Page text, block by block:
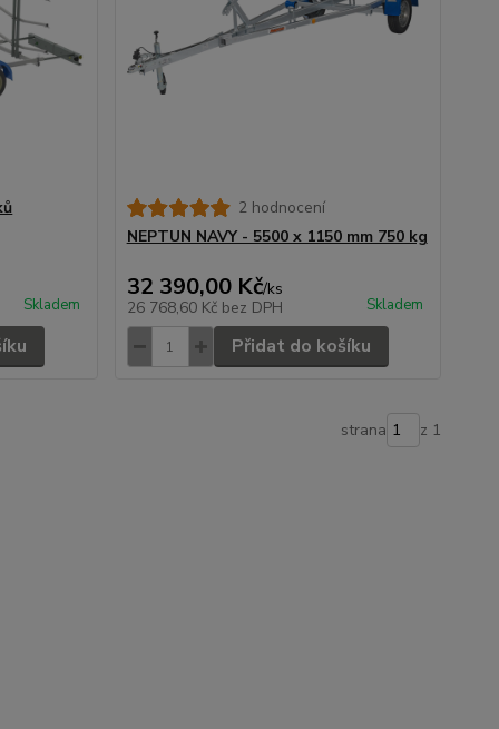
Skladem
2 hodnocení
NEPTUN NAVY - 5500 x 1150 mm 750 kg
32 390,00 Kč/ks
26 768,60 Kč bez DPH Skladem
Přidat do košíku
strana z 1